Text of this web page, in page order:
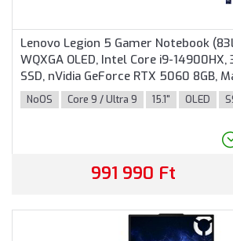
Lenovo Legion 5 Gamer Notebook
WQXGA OLED, Intel Core i9-14900HX,
SSD, nVidia GeForce RTX 5060 8GB,
billentyűzet, Operációs rendszer
Fekete színben
NoOS Core 9 / Ultra 9 15.1" OLED
991 990 Ft